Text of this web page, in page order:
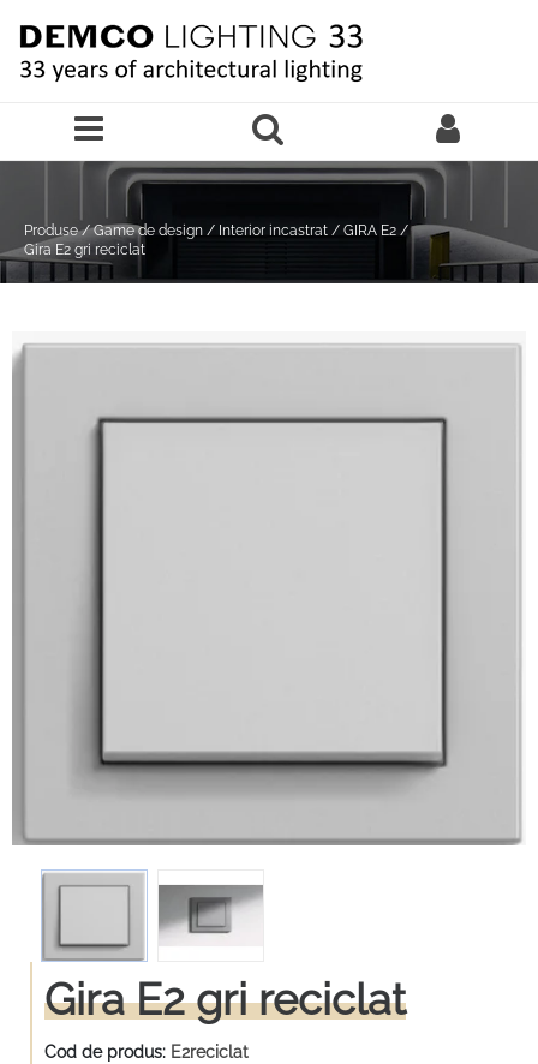
Produse / Game de design / Interior incastrat / GIRA E2 /
Gira E2 gri reciclat
Gira E2 gri reciclat
Cod de produs: E2reciclat